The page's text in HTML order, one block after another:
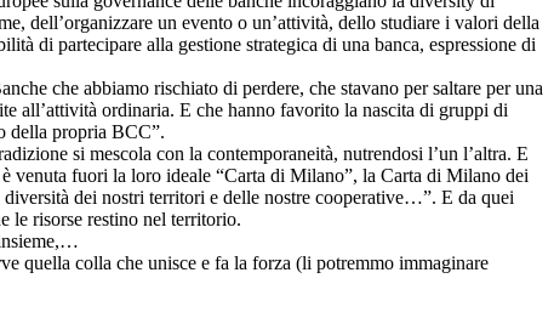
dell’organizzare un evento o un’attività, dello studiare i valori della
di partecipare alla gestione strategica di una banca, espressione di
che abbiamo rischiato di perdere, che stavano per saltare per una
all’attività ordinaria. E che hanno favorito la nascita di gruppi di
della propria BCC”.
si mescola con la contemporaneità, nutrendosi l’un l’altra. E
venuta fuori la loro ideale “Carta di Milano”, la Carta di Milano dei
dei nostri territori e delle nostre cooperative…”. E da quei
le risorse restino nel territorio.
quella colla che unisce e fa la forza (li potremmo immaginare